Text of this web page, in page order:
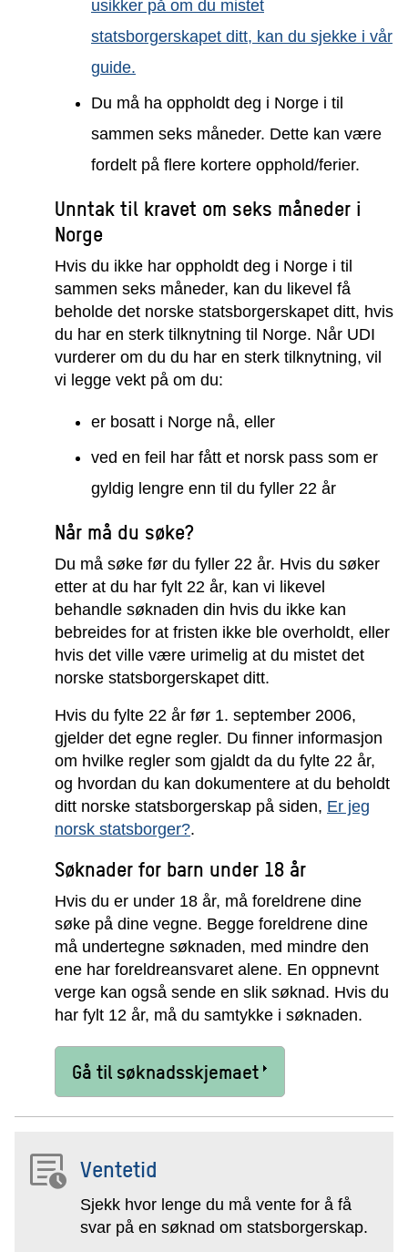
usikker på om du mistet
statsborgerskapet ditt, kan du sjekke i vår
guide.
Du må ha oppholdt deg i Norge i til
sammen seks måneder. Dette kan være
fordelt på flere kortere opphold/ferier.
Unntak til kravet om seks måneder i
Norge
Hvis du ikke har oppholdt deg i Norge i til
sammen seks måneder, kan du likevel få
beholde det norske statsborgerskapet ditt, hvis
du har en sterk tilknytning til Norge. Når UDI
vurderer om du du har en sterk tilknytning, vil
vi legge vekt på om du:
er bosatt i Norge nå, eller
ved en feil har fått et norsk pass som er
gyldig lengre enn til du fyller 22 år
Når må du søke?
Du må søke før du fyller 22 år. Hvis du søker
etter at du har fylt 22 år, kan vi likevel
behandle søknaden din hvis du ikke kan
bebreides for at fristen ikke ble overholdt, eller
hvis det ville være urimelig at du mistet det
norske statsborgerskapet ditt.
Hvis du fylte 22 år før 1. september 2006,
gjelder det egne regler. Du finner informasjon
om hvilke regler som gjaldt da du fylte 22 år,
og hvordan du kan dokumentere at du beholdt
ditt norske statsborgerskap på siden, Er jeg
norsk statsborger?.
Søknader for barn under 18 år
Hvis du er under 18 år, må foreldrene dine
søke på dine vegne. Begge foreldrene dine
må undertegne søknaden, med mindre den
ene har foreldreansvaret alene. En oppnevnt
verge kan også sende en slik søknad. Hvis du
har fylt 12 år, må du samtykke i søknaden.
Gå til søknadsskjemaet
Ventetid
Sjekk hvor lenge du må vente for å få
svar på en søknad om statsborgerskap.